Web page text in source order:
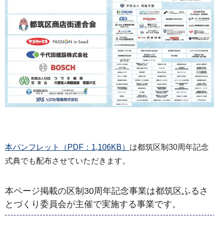
本パンフレット（PDF：1,106KB） は都筑区制30周年記念
式典でも配布させていただきます。
本ページ掲載の区制30周年記念事業は都筑区ふるさ
とづくり委員会が主催で実施する事業です。